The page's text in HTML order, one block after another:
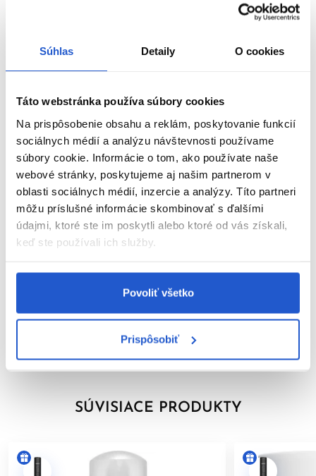
Súhlas Detaily O cookies
Táto webstránka používa súbory cookies
Na prispôsobenie obsahu a reklám, poskytovanie funkcií
sociálnych médií a analýzu návštevnosti používame
súbory cookie. Informácie o tom, ako používate naše
webové stránky, poskytujeme aj našim partnerom v
oblasti sociálnych médií, inzercie a analýzy. Títo partneri
môžu príslušné informácie skombinovať s ďalšími
údajmi, ktoré ste im poskytli alebo ktoré od vás získali,
keď ste používali ich služby.
Povoliť všetko
Prispôsobiť
Keratín- Vytvára väzby vo vlasovom vlákne a pomáha obnoviť
prirodzenú ochrannú vrstvu vlasov nahradením stratených
pomáha udržiavať vlasy elastické redukovaním straty vlhkosti
vlasov.
Sacharidový izomerát- Prírodný zvlhčovač, cukor, ktorý
zaisťuje okamžitú a hĺbkovú hydratáciu. Je vysoko účinný ako
zvlhčovač a chráni citlivú a podráždenú pokožku hlavy.
Bambucké maslo- Silný antioxidant, známy pre svoju
výnimočnú hydratačnú schopnosť, ktorý zabraňuje strate vody a
- Tiež sa nazýva pro-vitamín B5, pomáha priťahovať
ich silné a zdravé.
ZOBRAZIŤ VIAC
Parametre
Video
Značka
SÚVISIACE PRODUKTY